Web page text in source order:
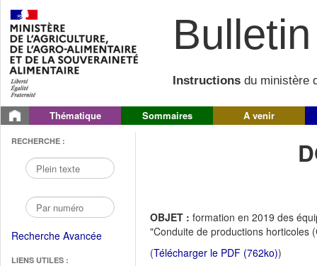
Instructions du ministère
Thématique Sommaires A venir
RECHERCHE :
Recherche Avancée
LIENS UTILES :
OBJET : formation en 2019 des
"Conduite de productions horticoles
(Télécharger le PDF (762ko))